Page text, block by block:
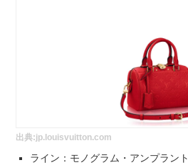
出典:jp.louisvuitton.com
ライン：モノグラム・アンプラント